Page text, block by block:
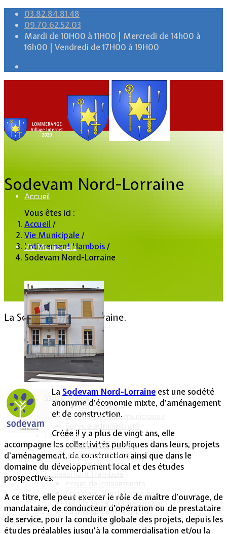
03.82.84.81.48
09.70.62.52.03
Mardi de 10H00 à 11H00 | Mercredi de 14h00 à
16h00 | Vendredi de 17H00 à 19H00
Accueil
Vie Municipale
Votre Mairie
Le mot du Maire
CR des conseils municipaux
Le Village
La salle communale
Intercommunalité
Plan de situation
Lotissement Hambois
Sodevam Nord-Lorraine
Hambois, rappel historique
Le lotissement Hambois
Sodevam Nord-Lorraine
Vous êtes ici :
Accueil /
Vie Municipale/
Lotissement Hambois/
Sodevam Nord-Lorraine
La Sodevam Nord-Lorraine.
Lommerange.fr
16 Avril 2013
2 Août 2018
Clics : 18056
La Sodevam Nord-Lorraine est une société
anonyme d’économie mixte, d’aménagement
et de construction.
Créée il y a plus de vingt ans, elle
accompagne les collectivités publiques dans leurs, projets
d’aménagement, de construction ainsi que dans le
domaine du développement local et des études
prospectives.
A ce titre, elle peut exercer le rôle de maître d’ouvrage, de
mandataire, de conducteur d’opération ou de prestataire
de service, pour la conduite globale des projets, depuis les
études préalables jusqu’à la commercialisation et/ou la